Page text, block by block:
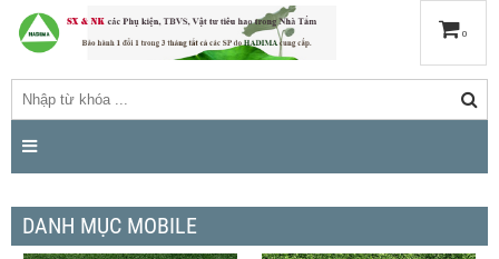
0
DANH MỤC MOBILE